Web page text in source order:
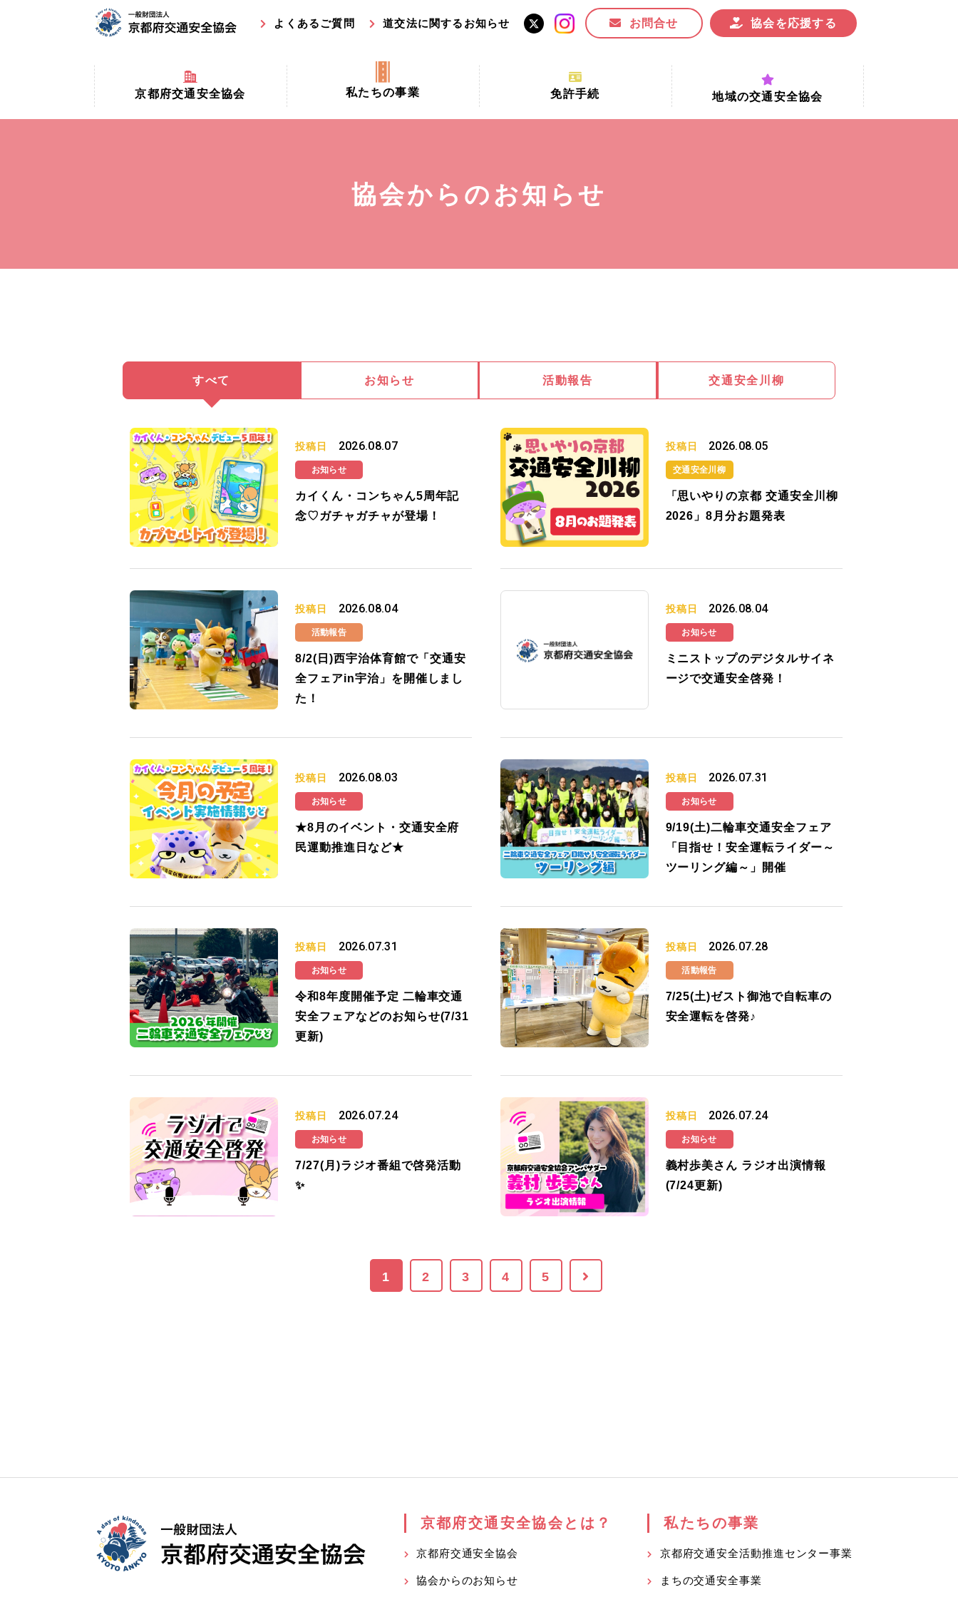
よくあるご質問 道交法に関するお知らせ お問合せ 協会を応援する
京都府交通安全協会
京都府交通安全協会とは？
私たちの事業
京都府交通安全活動推進センター事業
交通安全協力金の活用事業
免許手続
手続場所の対象者及び受付時間
講習時間
地域の交通安全協会
協会からのお知らせ
すべて お知らせ 活動報告 交通安全川柳
投稿日 2026.08.07
お知らせ
カイくん・コンちゃん5周年記
念♡ガチャガチャが登場！
投稿日 2026.08.05
交通安全川柳
「思いやりの京都 交通安全川柳
2026」8月分お題発表
投稿日 2026.08.04
活動報告
8/2(日)西宇治体育館で「交通安
全フェアin宇治」を開催しまし
た！
投稿日 2026.08.04
お知らせ
ミニストップのデジタルサイネ
ージで交通安全啓発！
投稿日 2026.08.03
お知らせ
★8月のイベント・交通安全府
民運動推進日など★
投稿日 2026.07.31
お知らせ
9/19(土)二輪車交通安全フェア
「目指せ！安全運転ライダー～
ツーリング編～」開催
投稿日 2026.07.31
お知らせ
令和8年度開催予定 二輪車交通
安全フェアなどのお知らせ(7/31
更新)
投稿日 2026.07.28
活動報告
7/25(土)ゼスト御池で自転車の
安全運転を啓発♪
投稿日 2026.07.24
お知らせ
7/27(月)ラジオ番組で啓発活動
✨
投稿日 2026.07.24
お知らせ
義村歩美さん ラジオ出演情報
(7/24更新)
1 2 3 4 5
京都府交通安全協会とは？
京都府交通安全協会
協会からのお知らせ
私たちの事業
京都府交通安全活動推進センター事業
まちの交通安全事業